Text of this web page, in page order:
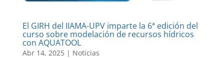
El GIRH del IIAMA-UPV imparte la 6ª edición del
curso sobre modelación de recursos hídricos
con AQUATOOL
Abr 14, 2025| Noticias